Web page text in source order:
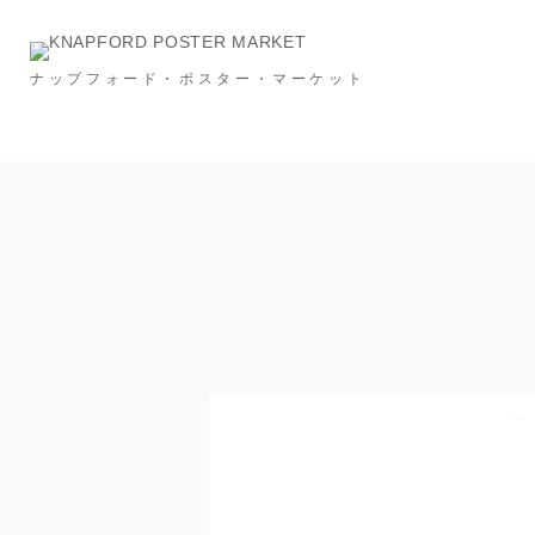
ナップフォード・ポスター・マーケット